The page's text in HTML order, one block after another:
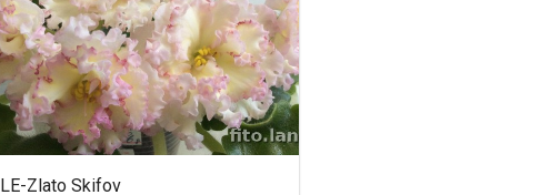
LE-Zlato Skifov